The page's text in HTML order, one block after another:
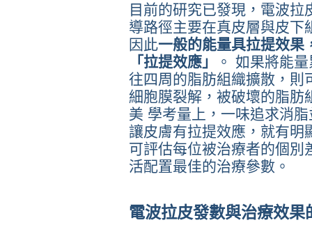
目前的研究已發現，電波
導路徑主要在真皮層與皮下
因此一般的能量具拉提效果
「拉提效應」
。 如果將能
往四周的脂肪組織擴散，則
細胞膜裂解，被破壞的脂肪
美 學考量上，一味追求消
讓皮膚有拉提效應，就有明
可評估每位被治療者的個別
活配置最佳的治療參數。
電波拉皮發數與治療效果